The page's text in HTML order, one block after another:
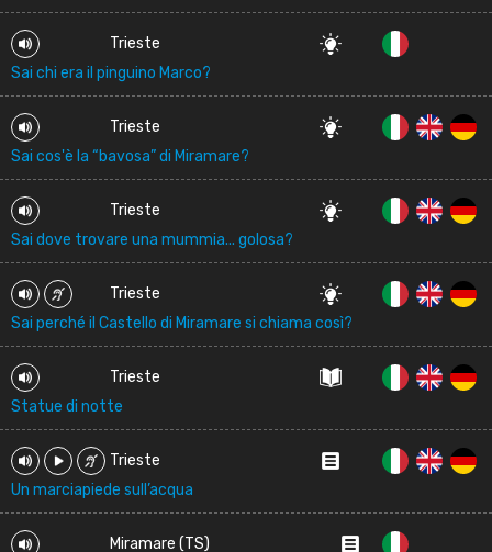
Trieste
Sai chi era il pinguino Marco?
Trieste
Sai cos'è la “bavosa” di Miramare?
Trieste
Sai dove trovare una mummia... golosa?
Trieste
Sai perché il Castello di Miramare si chiama così?
Trieste
Statue di notte
Trieste
Un marciapiede sull’acqua
Miramare (TS)